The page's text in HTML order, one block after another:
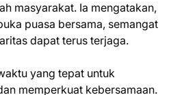
masyarakat. Ia mengatakan,
puasa bersama, semangat
dapat terus terjaga.
yang tepat untuk
memperkuat kebersamaan.